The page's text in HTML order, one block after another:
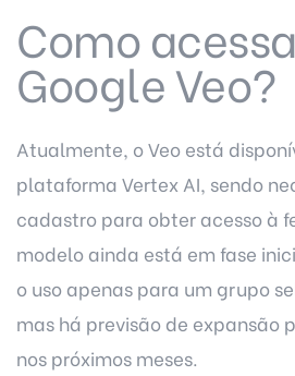
Como
Google Veo?
Atualmente, o Veo está
plataforma Vertex AI, sendo
cadastro para obter acesso à
modelo ainda está em fase
o uso apenas para um grupo
mas há previsão de expansão
nos próximos meses.